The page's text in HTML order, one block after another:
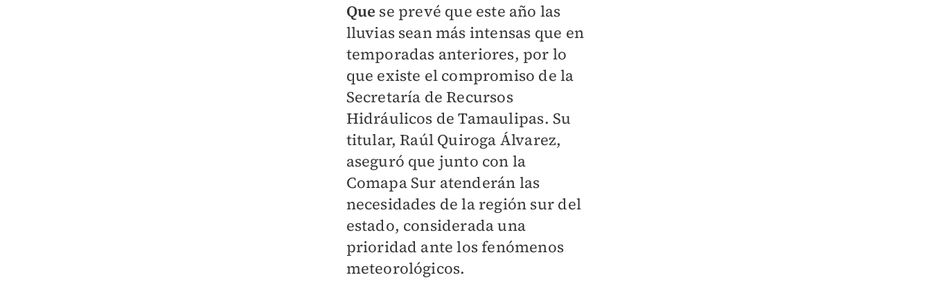
Que se prevé que este año las
lluvias sean más intensas que en
temporadas anteriores, por lo
que existe el compromiso de la
Secretaría de Recursos
Hidráulicos de Tamaulipas. Su
titular, Raúl Quiroga Álvarez,
aseguró que junto con la
Comapa Sur atenderán las
necesidades de la región sur del
estado, considerada una
prioridad ante los fenómenos
meteorológicos.